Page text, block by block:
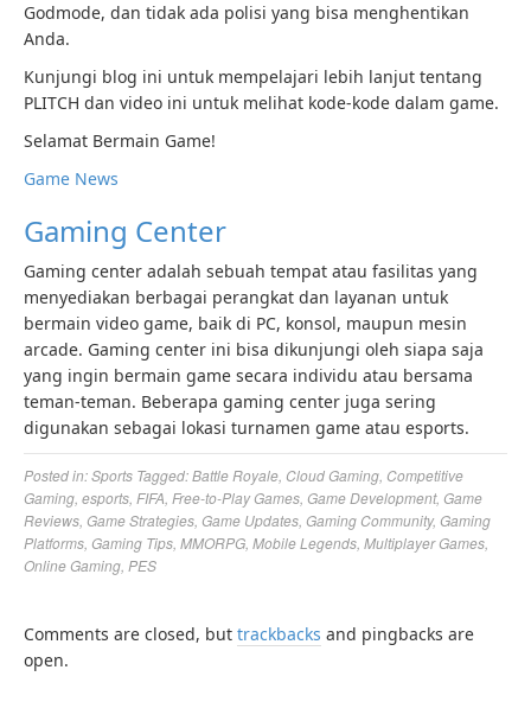
Godmode, dan tidak ada polisi yang bisa menghentikan
Anda.
Kunjungi blog ini untuk mempelajari lebih lanjut tentang
PLITCH dan video ini untuk melihat kode-kode dalam game.
Selamat Bermain Game!
Game News
Gaming Center
Gaming center adalah sebuah tempat atau fasilitas yang
menyediakan berbagai perangkat dan layanan untuk
bermain video game, baik di PC, konsol, maupun mesin
arcade. Gaming center ini bisa dikunjungi oleh siapa saja
yang ingin bermain game secara individu atau bersama
teman-teman. Beberapa gaming center juga sering
digunakan sebagai lokasi turnamen game atau esports.
Posted in:Sports Tagged:Battle Royale Cloud Gaming Competitive
Gaming esports FIFA Free-to-Play Games Game Development, Game
Reviews Game Strategies Game Updates Gaming Community, Gaming
Platforms Gaming Tips MMORPG Mobile Legends Multiplayer Games
Online Gaming PES
Comments are closed, but trackbacks and pingbacks are
open.